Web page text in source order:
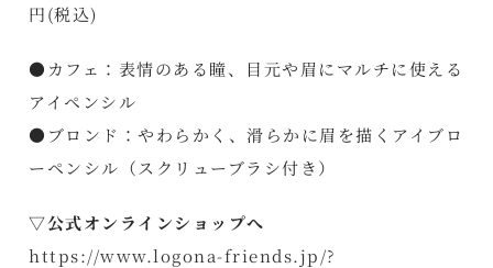
円(税込)
●カフェ：表情のある瞳、目元や眉にマルチに使える
アイペンシル
●ブロンド：やわらかく、滑らかに眉を描くアイブロ
ーペンシル（スクリューブラシ付き）
▽公式オンラインショップへ
https://www.logona-friends.jp/?